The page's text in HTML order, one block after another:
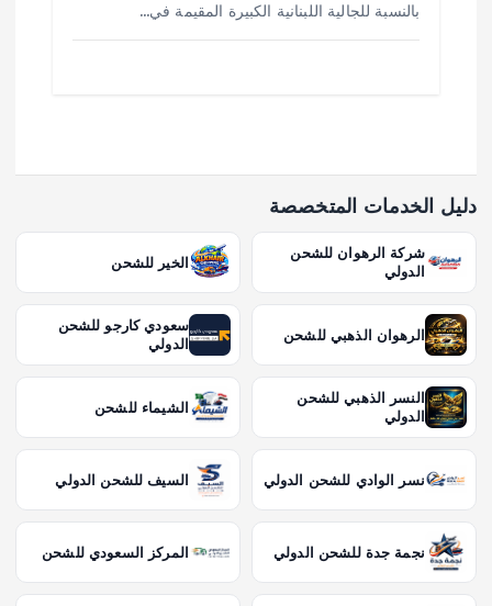
بالنسبة للجالية اللبنانية الكبيرة المقيمة في…
دليل الخدمات المتخصصة
شركة الرهوان للشحن
الدولي
الخير للشحن
الرهوان الذهبي للشحن
سعودي كارجو للشحن
الدولي
النسر الذهبي للشحن
الدولي
الشيماء للشحن
نسر الوادي للشحن الدولي السيف للشحن الدولي
نجمة جدة للشحن الدولي المركز السعودي للشحن